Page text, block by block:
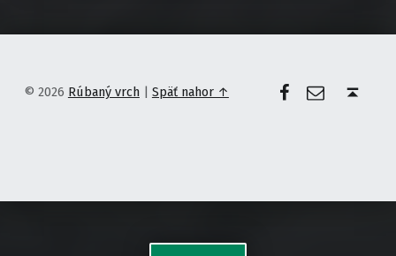
© 2026 Rúbaný vrch | Späť nahor ↑